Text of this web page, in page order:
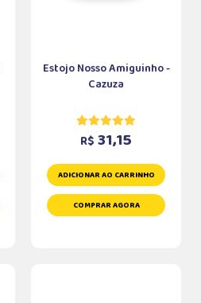
Estojo Nosso Amiguinho -
Cazuza
R$ 31,15
ADICIONAR AO CARRINHO
COMPRAR AGORA